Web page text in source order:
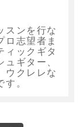
スンを行な
ロ志望者ま
ィックギタ
ギター、
ウクレレな
。